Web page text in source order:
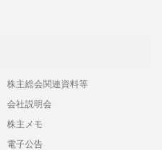
株主総会関連資料等
会社説明会
株主メモ
電子公告